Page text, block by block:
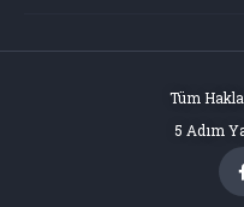
Tüm
5 Adım